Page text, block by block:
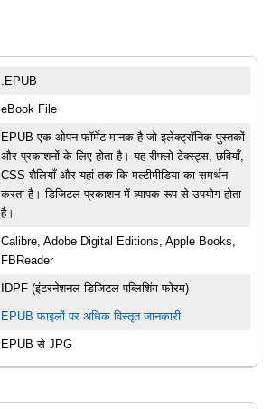
.EPUB
eBook File
EPUB एक ओपन फॉर्मेट मानक है जो इलेक्ट्रॉनिक पुस्तकों
और प्रकाशनों के लिए होता है। यह रीफ्लो-टेक्स्ट्स, छवियाँ,
CSS शैलियाँ और यहां तक कि मल्टीमीडिया का समर्थन
करता है। डिजिटल प्रकाशन में व्यापक रूप से उपयोग होता
है।
Calibre, Adobe Digital Editions, Apple Books,
FBReader
IDPF (इंटरनेशनल डिजिटल पब्लिशिंग फोरम)
EPUB फाइलों पर अधिक विस्तृत जानकारी
EPUB से JPG